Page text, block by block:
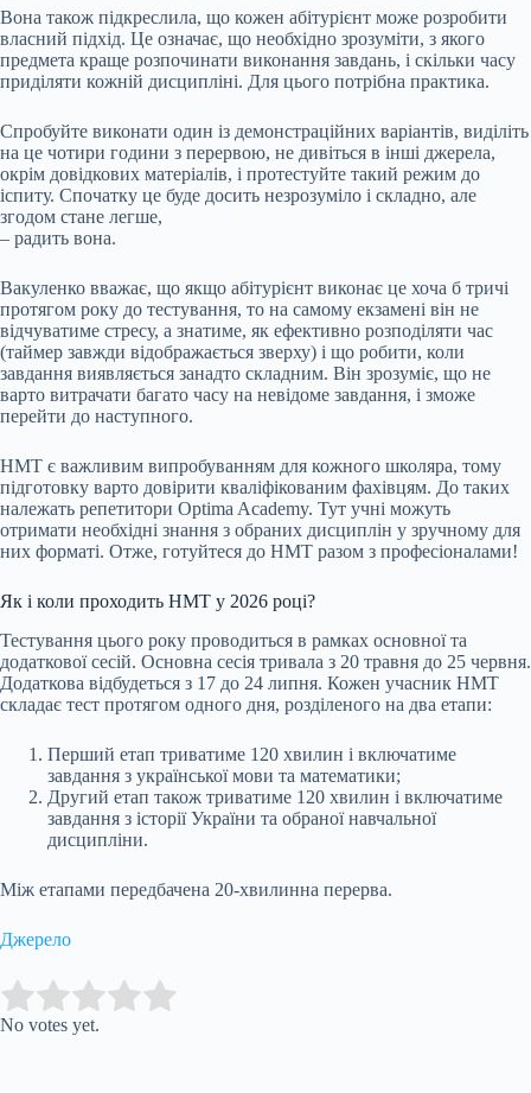
Вона також підкреслила, що кожен абітурієнт може розробити
власний підхід. Це означає, що необхідно зрозуміти, з якого
предмета краще розпочинати виконання завдань, і скільки часу
приділяти кожній дисципліні. Для цього потрібна практика.
Спробуйте виконати один із демонстраційних варіантів, виділіть
на це чотири години з перервою, не дивіться в інші джерела,
окрім довідкових матеріалів, і протестуйте такий режим до
іспиту. Спочатку це буде досить незрозуміло і складно, але
згодом стане легше,
– радить вона.
Вакуленко вважає, що якщо абітурієнт виконає це хоча б тричі
протягом року до тестування, то на самому екзамені він не
відчуватиме стресу, а знатиме, як ефективно розподіляти час
(таймер завжди відображається зверху) і що робити, коли
завдання виявляється занадто складним. Він зрозуміє, що не
варто витрачати багато часу на невідоме завдання, і зможе
перейти до наступного.
НМТ є важливим випробуванням для кожного школяра, тому
підготовку варто довірити кваліфікованим фахівцям. До таких
належать репетитори Optima Academy. Тут учні можуть
отримати необхідні знання з обраних дисциплін у зручному для
них форматі. Отже, готуйтеся до НМТ разом з професіоналами!
Як і коли проходить НМТ у 2026 році?
Тестування цього року проводиться в рамках основної та
додаткової сесій. Основна сесія тривала з 20 травня до 25 червня.
Додаткова відбудеться з 17 до 24 липня. Кожен учасник НМТ
складає тест протягом одного дня, розділеного на два етапи:
Перший етап триватиме 120 хвилин і включатиме
завдання з української мови та математики;
Другий етап також триватиме 120 хвилин і включатиме
завдання з історії України та обраної навчальної
дисципліни.
Між етапами передбачена 20-хвилинна перерва.
Джерело
Rate this item:
No votes yet.